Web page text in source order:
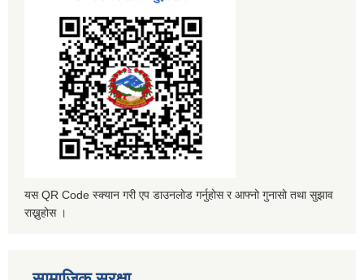
यस QR Code स्क्यान गरी एप डाउनलोड गर्नुहोस र आफ्नो गुनासो तथा सुझाव
राख्नुहोस ।